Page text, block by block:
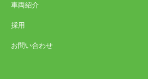
車両紹介
採用
お問い合わせ